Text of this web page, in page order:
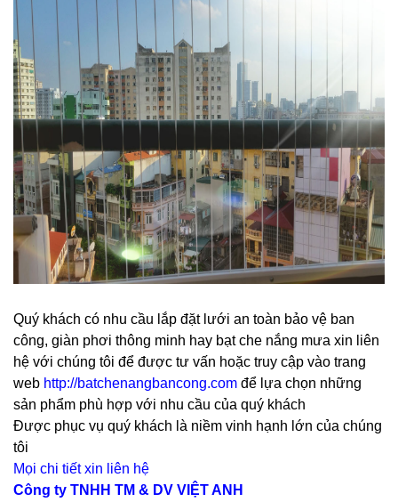
Quý khách có nhu cầu lắp đặt lưới an toàn bảo vệ ban
công, giàn phơi thông minh hay bạt che nắng mưa xin liên
hệ với chúng tôi để được tư vấn hoặc truy cập vào trang
web http://batchenangbancong.com để lựa chọn những
sản phẩm phù hợp với nhu cầu của quý khách
Được phục vụ quý khách là niềm vinh hạnh lớn của chúng
tôi
Mọi chi tiết xin liên hệ
Công ty TNHH TM & DV VIỆT ANH